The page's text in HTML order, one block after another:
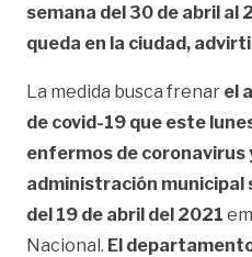
semana del 30 de abril al
queda en la ciudad,
La medida busca frenar el
de covid-19 que este
enfermos de coronavirus
administración municipal
del 19 de abril del 2021
Nacional. El